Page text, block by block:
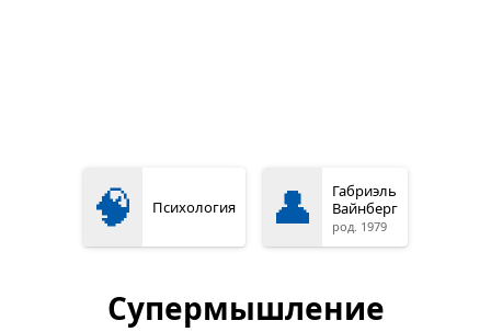
🧠 Психология 👤
Габриэль
Вайнберг
род. 1979
Супермышление